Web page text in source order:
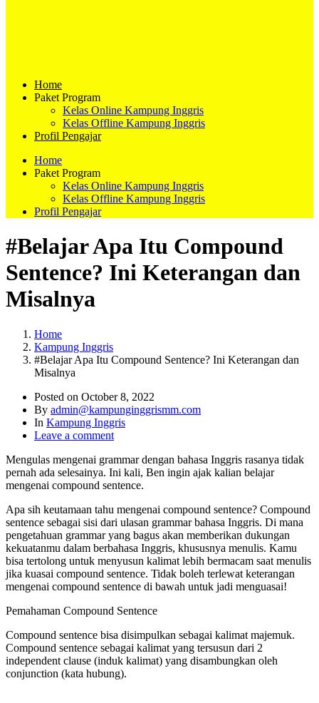
Home
Paket Program
Kelas Online Kampung Inggris
Kelas Offline Kampung Inggris
Profil Pengajar
Home
Paket Program
Kelas Online Kampung Inggris
Kelas Offline Kampung Inggris
Profil Pengajar
#Belajar Apa Itu Compound
Sentence? Ini Keterangan dan
Misalnya
Home
Kampung Inggris
#Belajar Apa Itu Compound Sentence? Ini Keterangan dan
Misalnya
Posted on October 8, 2022
By admin@kampunginggrismm.com
In Kampung Inggris
Leave a comment
Mengulas mengenai grammar dengan bahasa Inggris rasanya tidak
pernah ada selesainya. Ini kali, Ben ingin ajak kalian belajar
mengenai compound sentence.
Apa sih keutamaan tahu mengenai compound sentence? Compound
sentence sebagai sisi dari ulasan grammar bahasa Inggris. Di mana
pengetahuan grammar yang bagus akan memberikan dukungan
kekuatanmu dalam berbahasa Inggris, khususnya menulis. Kamu
bisa tertolong untuk menyusun kalimat lebih bermacam saat menulis
jika kuasai compound sentence. Tidak boleh terlewat keterangan
mengenai compound sentence di bawah untuk jadi menguasai!
Pemahaman Compound Sentence
Compound sentence bisa disimpulkan sebagai kalimat majemuk.
Compound sentence sebagai kalimat yang tersusun dari 2
independent clause (induk kalimat) yang disambungkan oleh
conjunction (kata hubung).